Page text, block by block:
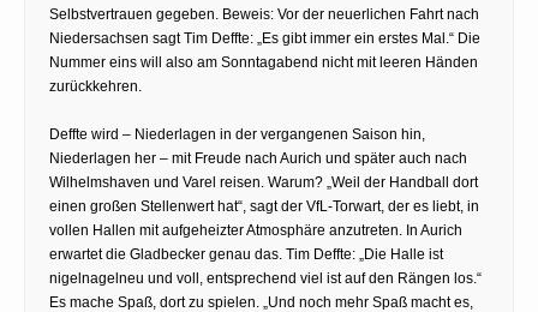
Selbstvertrauen gegeben. Beweis: Vor der neuerlichen Fahrt nach
Niedersachsen sagt Tim Deffte: „Es gibt immer ein erstes Mal.“ Die
Nummer eins will also am Sonntagabend nicht mit leeren Händen
zurückkehren.
Deffte wird – Niederlagen in der vergangenen Saison hin,
Niederlagen her – mit Freude nach Aurich und später auch nach
Wilhelmshaven und Varel reisen. Warum? „Weil der Handball dort
einen großen Stellenwert hat“, sagt der VfL-Torwart, der es liebt, in
vollen Hallen mit aufgeheizter Atmosphäre anzutreten. In Aurich
erwartet die Gladbecker genau das. Tim Deffte: „Die Halle ist
nigelnagelneu und voll, entsprechend viel ist auf den Rängen los.“
Es mache Spaß, dort zu spielen. „Und noch mehr Spaß macht es,